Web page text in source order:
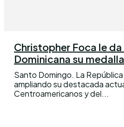
Christopher Foca le
Dominicana su
Santo Domingo. La
ampliando su destacada
Centroamericanos y del...